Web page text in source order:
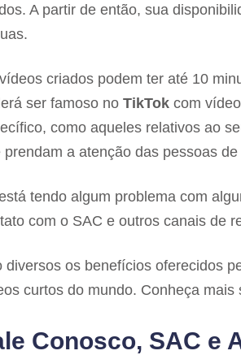
A partir de então, sua
criados podem ter até 10
ser famoso no TikTok com
como aqueles relativos ao
prendam a atenção das pessoas
tendo algum problema com
com o SAC e outros canais de
diversos os benefícios oferecidos
curtos do mundo. Conheça
Conosco, SAC e